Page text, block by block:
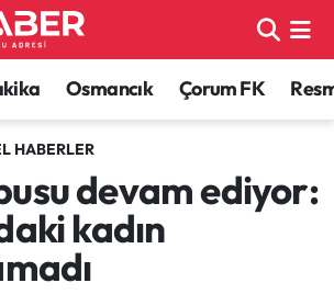
Osmancık Çorum FK
HABERLER
devam ediyor:
kadın
Haberleri
Eczaneler
Durumu
Vakitleri
Yoğunluk Haritası